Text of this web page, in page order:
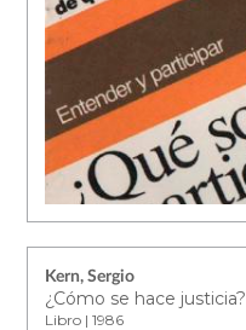
Kern, Sergio
¿Cómo se hace justicia?
Libro | 1986